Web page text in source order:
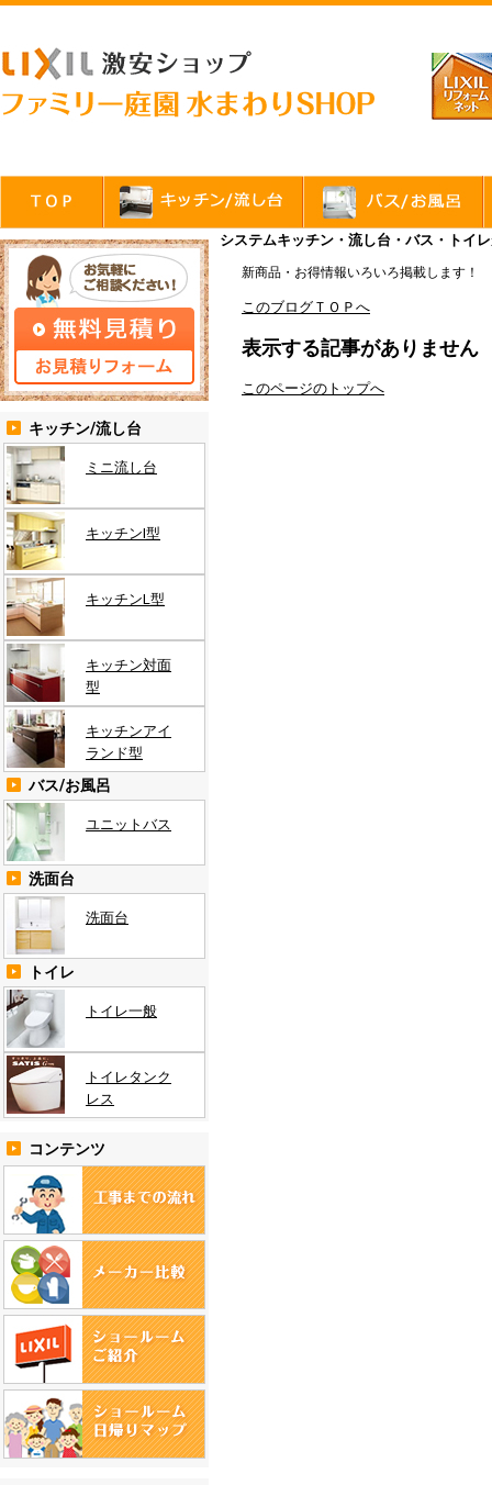
システムキッチン・流し台・バス・ト
新商品・お得情報いろいろ掲載します！
このブログＴＯＰへ
表示する記事がありません
このページのトップへ
キッチン/流し台
ミニ流し台
キッチンI型
キッチンL型
キッチン対面
型
キッチンアイ
ランド型
バス/お風呂
ユニットバス
洗面台
洗面台
トイレ
トイレ一般
トイレタンク
レス
コンテンツ